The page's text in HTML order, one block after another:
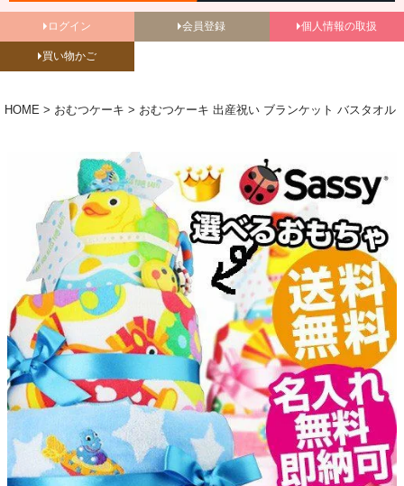
ログイン 会員登録 個人情報の取扱
買い物かご
HOME おむつケーキ おむつケーキ 出産祝い ブランケット バスタオル